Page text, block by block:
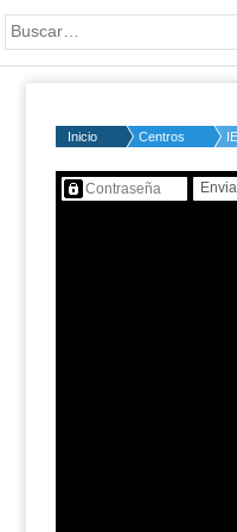
Palabra o frase:
Inicio Centros
Contenido protegido…